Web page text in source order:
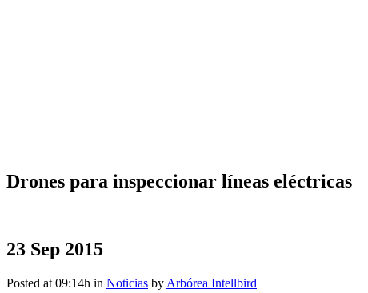
Drones para inspeccionar líneas eléctricas
23 Sep 2015
Posted at 09:14h in Noticias by Arbórea Intellbird